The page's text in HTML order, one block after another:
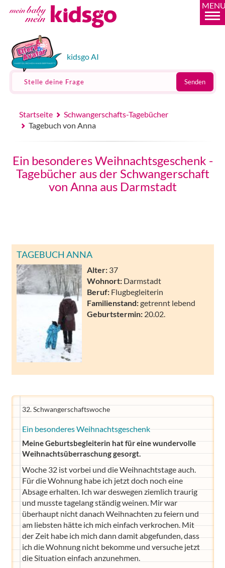
kidsgo AI
Stelle deine Frage Senden
Startseite
Schwangerschafts-Tagebücher
Tagebuch von Anna
Ein besonderes Weihnachtsgeschenk -
Tagebücher aus der Schwangerschaft
von Anna aus Darmstadt
TAGEBUCH ANNA
Alter: 37
Wohnort: Darmstadt
Beruf: Flugbegleiterin
Familienstand:getrennt lebend
Geburtstermin: 20.02.
32. Schwangerschaftswoche
Ein besonderes Weihnachtsgeschenk
Meine Geburtsbegleiterin hat für eine wundervolle
Weihnachtsüberraschung gesorgt.
Woche 32 ist vorbei und die Weihnachtstage auch.
Für die Wohnung habe ich jetzt doch noch eine
Absage erhalten. Ich war deswegen ziemlich traurig
und musste tagelang ständig weinen. Mir war
überhaupt nicht danach Weihnachten zu feiern und
am liebsten hätte ich mich einfach verkrochen. Mit
der Zeit habe ich mich dann damit abgefunden, dass
ich die Wohnung nicht bekomme und versuche jetzt
die Situation einfach anzunehmen.